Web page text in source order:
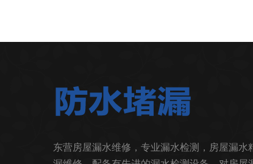
东营房屋漏水维修，专业漏水检测，房屋漏